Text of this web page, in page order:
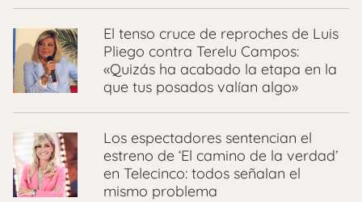
El tenso cruce de reproches de Luis
Pliego contra Terelu Campos:
«Quizás ha acabado la etapa en la
que tus posados valían algo»
Los espectadores sentencian el
estreno de ‘El camino de la verdad’
en Telecinco: todos señalan el
mismo problema